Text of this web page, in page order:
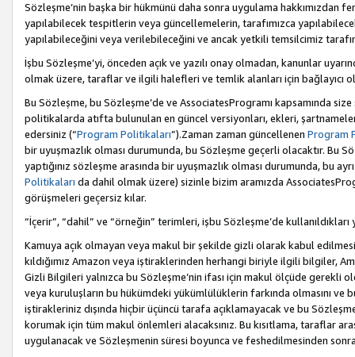
Sözleşme’nin başka bir hükmünü daha sonra uygulama hakkımızdan
yapılabilecek tespitlerin veya güncellemelerin, tarafımızca
yapılabileceğini veya verilebileceğini ve ancak yetkili temsilcimiz
İşbu Sözleşme’yi, önceden açık ve yazılı onay olmadan, kanunlar
olmak üzere, taraflar ve ilgili halefleri ve temlik alanları için bağlayıcı
Bu Sözleşme, bu Sözleşme’de ve AssociatesProgramı kapsamında
politikalarda atıfta bulunulan en güncel versiyonları, ekleri,
edersiniz (“Program Politikaları”).Zaman zaman güncellenen Program
bir uyuşmazlık olması durumunda, bu Sözleşme geçerli olacaktır. Bu
yaptığınız sözleşme arasında bir uyuşmazlık olması durumunda, bu
Politikaları da dahil olmak üzere) sizinle bizim aramızda
görüşmeleri geçersiz kılar.
“İçerir”, “dahil” ve “örneğin” terimleri, işbu Sözleşme’de
Kamuya açık olmayan veya makul bir şekilde gizli olarak kabul
kıldığımız Amazon veya iştiraklerinden herhangi biriyle ilgili bilgiler,
Gizli Bilgileri yalnızca bu Sözleşme’nin ifası için makul ölçüde gerekli
veya kuruluşların bu hükümdeki yükümlülüklerin farkında olmasını ve
iştirakleriniz dışında hiçbir üçüncü tarafa açıklamayacak ve bu
korumak için tüm makul önlemleri alacaksınız. Bu kısıtlama, taraflar
uygulanacak ve Sözleşmenin süresi boyunca ve feshedilmesinden